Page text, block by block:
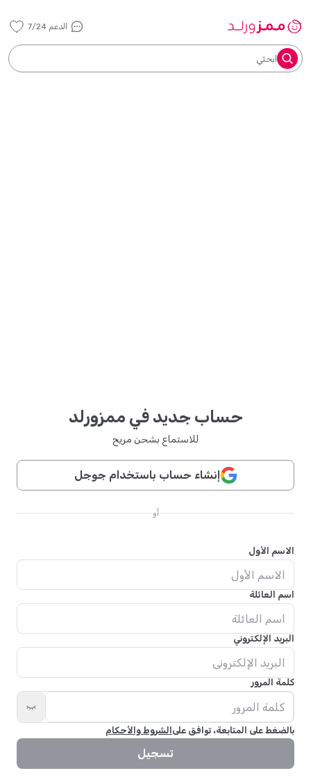
الدعم 7/24
ابحثي
حساب جديد في ممزورلد
للاستماع بشحن مريح
إنشاء حساب باستخدام جوجل
أو
الاسم الأول
اسم العائلة
البريد الإلكتروني
كلمة المرور
بالضغط على المتابعة، توافق على الشروط والأحكام
تسجيل